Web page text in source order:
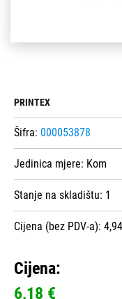
PRINTEX
Šifra: 000053878
Jedinica mjere: Kom
Stanje na skladištu: 1
Cijena (bez PDV-a):
Cijena:
6,18 €